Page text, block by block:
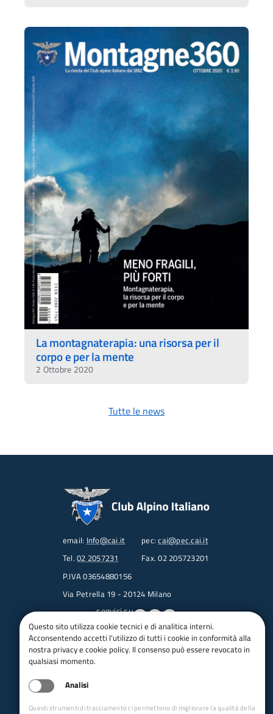
La montagnaterapia: una risorsa per il
corpo e per la mente
2 Ottobre 2020
Tutte le news
email: Info@cai.it pec:cai@pec.cai.it
Tel. 02 2057231
Fax. 02 205723201
P.IVA 03654880156
Via Petrella 19 - 20124 Milano
seguici su
Trasparenza
Amministrazione trasparente
Questo sito utilizza cookie tecnici e di analitica interni.
Acconsentendo accetti l'utilizzo di tutti i cookie in conformità alla
nostra privacy e cookie policy. Il consenso può essere revocato in
qualsiasi momento.
Analisi
Questi strumenti di tracciamento ci permettono di migliorare la qualità della